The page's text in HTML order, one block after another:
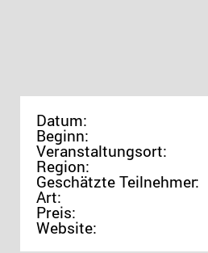
Datum:
Beginn:
Veranstaltungsort:
Region:
Geschätzte Teilnehmer:
Art:
Preis:
Website: